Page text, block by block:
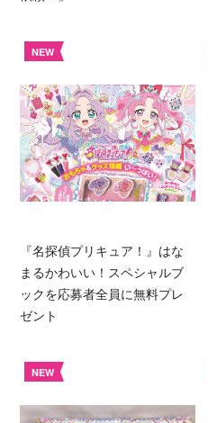
NEW
『名探偵プリキュア！』はな
まるかわいい！スペシャルブ
ックを応募者全員に無料プレ
ゼント
NEW